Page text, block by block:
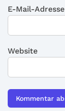
E-Mail-Adresse
Website